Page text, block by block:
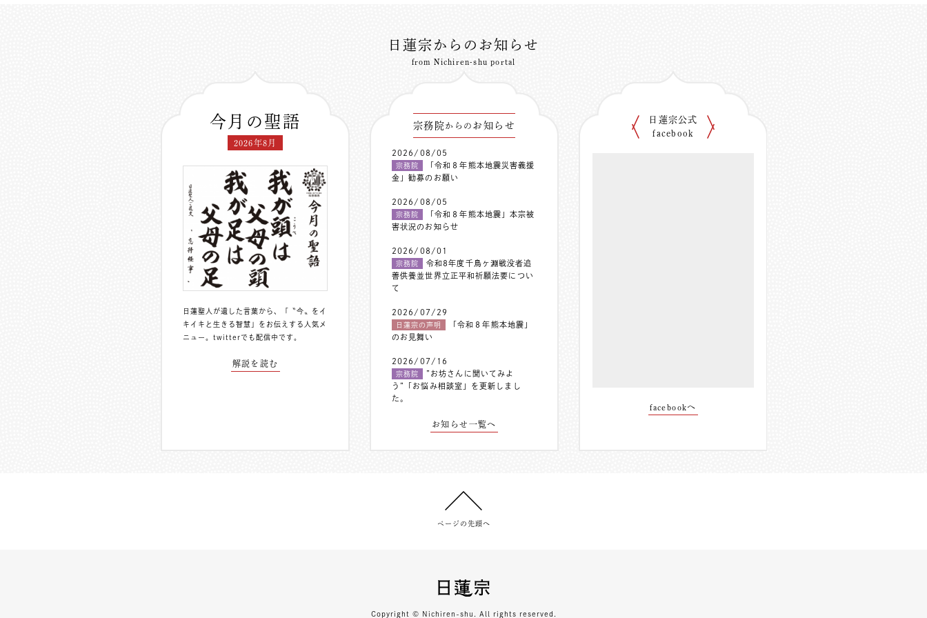
日蓮宗からのお知らせ
from Nichiren-shu portal
今月の聖語
2026年8月
日蓮聖人が遺した言葉から、「〝今〟をイ
キイキと生きる智慧」をお伝えする人気メ
ニュー。 twitterでも配信中 です。
解説を読む
宗務院からの お知らせ
2026/08/05
宗務院
「令和８年熊本地震災害義援
金」勧募のお願い
2026/08/05
宗務院
「令和８年熊本地震」本宗被
害状況のお知らせ
2026/08/01
宗務院
令和8年度千鳥ヶ淵戦没者追
善供養並世界立正平和祈願法要につい
て
2026/07/29
日蓮宗の声明
「令和８年熊本地震」
のお見舞い
2026/07/16
宗務院
”お坊さんに聞いてみよ
う”「お悩み相談室」を更新しまし
た。
お知らせ一覧へ
日蓮宗公式
facebook
facebookへ
ページの先頭へ
Copyright © Nichiren-shu. All rights reserved.